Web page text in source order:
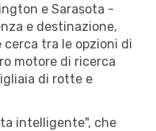
e Sarasota -
e destinazione,
tra le opzioni di
motore di ricerca
di rotte e
intelligente", che